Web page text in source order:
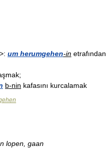
>: um herumgehen-in etrafından
b-nin kafasını kurcalamak
lopen, gaan